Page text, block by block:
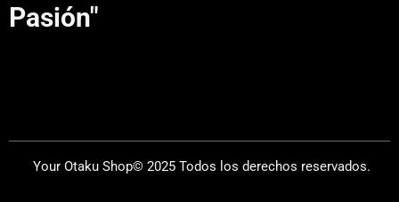
Pasión"
Your Otaku Shop© 2025 Todos los derechos reservados.